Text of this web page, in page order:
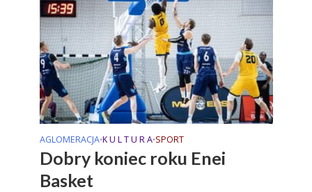
AGLOMERACJA•K U L T U R A•SPORT
Dobry koniec roku Enei
Basket